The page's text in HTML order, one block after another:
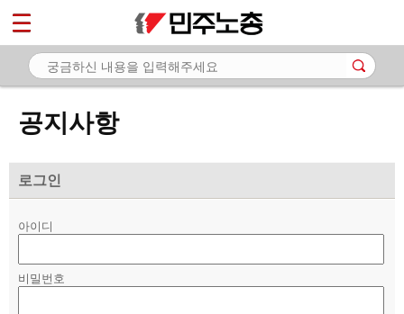
공지사항
로그인
아이디
비밀번호
마이페이지
소개
- 공지사항
- 성명·보도
자료